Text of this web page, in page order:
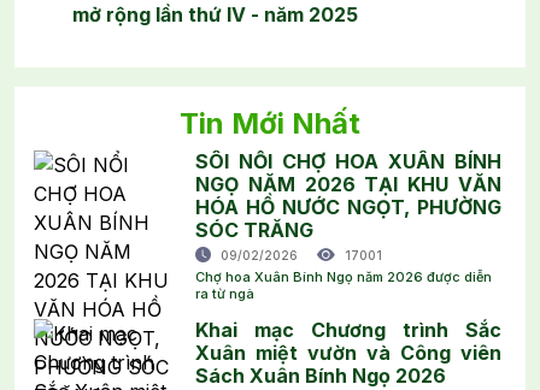
mở rộng lần thứ IV - năm 2025
Tin Mới Nhất
SÔI NỔI CHỢ HOA XUÂN BÍNH
NGỌ NĂM 2026 TẠI KHU VĂN
HÓA HỒ NƯỚC NGỌT, PHƯỜNG
SÓC TRĂNG
09/02/2026 17001
Chợ hoa Xuân Bính Ngọ năm 2026 được diễn
ra từ ngà
Khai mạc Chương trình Sắc
Xuân miệt vườn và Công viên
Sách Xuân Bính Ngọ 2026